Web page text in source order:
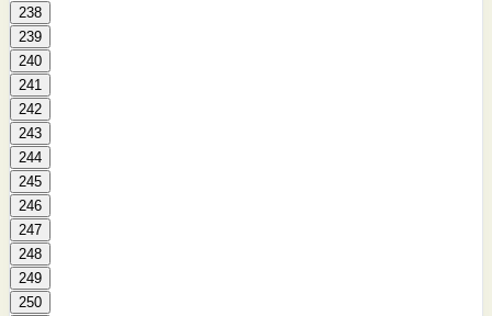
238
239
240
241
242
243
244
245
246
247
248
249
250